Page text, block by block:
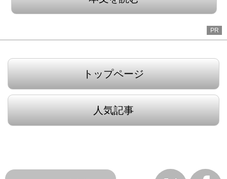
PR
トップページ
人気記事